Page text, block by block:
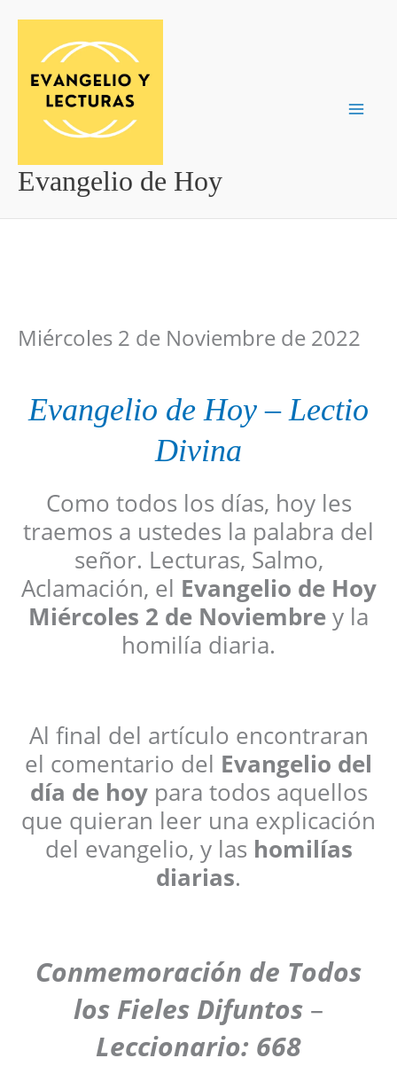
contenido
Evangelio de Hoy
Miércoles 2 de Noviembre de 2022
Evangelio de Hoy – Lectio
Divina
Como todos los días, hoy les
traemos a ustedes la palabra del
señor. Lecturas, Salmo,
Aclamación, el Evangelio de Hoy
Miércoles 2 de Noviembrey la
homilía diaria.
Al final del artículo encontraran
el comentario del Evangelio del
día de hoypara todos aquellos
que quieran leer una explicación
del evangelio, y las homilías
diarias.
Conmemoración de Todos
los Fieles Difuntos –
Leccionario: 668